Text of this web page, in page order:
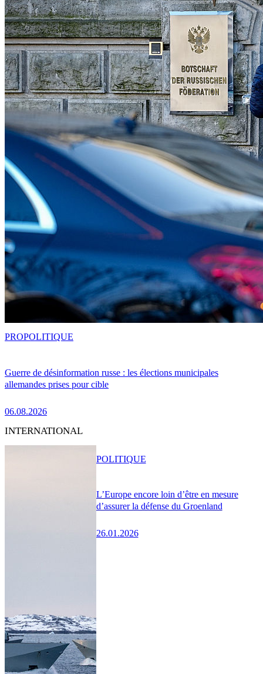
Guerre de désinformation russe : les élections municipales
allemandes prises pour cible
06.08.2026
PROPOLITIQUE
INTERNATIONAL
L’Europe encore loin d’être en mesure
d’assurer la défense du Groenland
26.01.2026
POLITIQUE